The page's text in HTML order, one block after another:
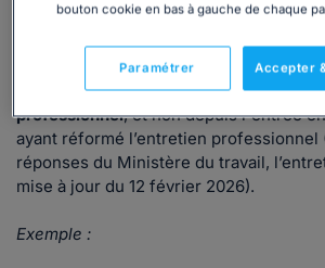
Concernant l'articulation de la
l’entretien de parcours professionnel
les anciens entretiens professionnels
s'applique à partir de la date
professionnel, et non depuis l'entrée
ayant réformé l’entretien professionnel
réponses du Ministère du travail,
mise à jour du 12 février 2026).
Exemple :
bouton cookie en bas à gauche de chaque
Accepter
Paramétrer